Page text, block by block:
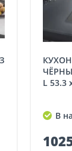
КУХОННАЯ МОЙКА GROHE K700U,
L 53.3
В